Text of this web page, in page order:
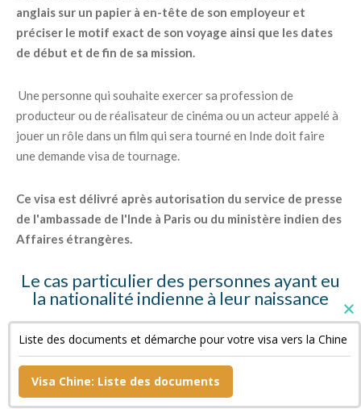
anglais sur un papier à en-tête de son employeur et
préciser le motif exact de son voyage ainsi que les dates
de début et de fin de sa mission.
Une personne qui souhaite exercer sa profession de
producteur ou de réalisateur de cinéma ou un acteur appelé à
jouer un rôle dans un film qui sera tourné en Inde doit faire
une demande visa de tournage.
Ce visa est délivré après autorisation du service de presse
de l'ambassade de l'Inde à Paris ou du ministère indien des
Affaires étrangères.
Le cas particulier des personnes ayant eu
la nationalité indienne à leur naissance
Ces personnes doivent fournir des copies de leur « Surrender
Certificate » et de leur passeport indien annulé ainsi qu'une
déclaration sur l'honneur.
Liste des documents et démarche pour votre visa vers la Chine
Visa Chine: Liste des documents